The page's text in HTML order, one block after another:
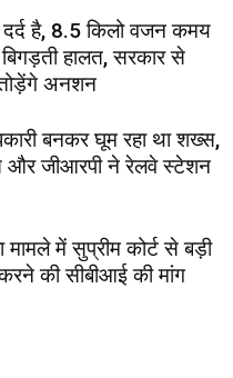
दर्द है, 8.5 किलो वजन कमय
हालत, सरकार से
अनशन
बनकर घूम रहा था शख्स,
और जीआरपी ने रेलवे स्टेशन
मामले में सुप्रीम कोर्ट से बड़ी
की सीबीआई की मांग